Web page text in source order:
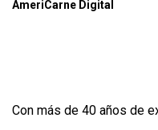
MAPA
AmeriCarne Digital
Con más de 40 años de